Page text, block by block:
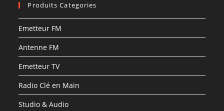
Produits Categories
Emetteur FM
Antenne FM
Emetteur TV
Radio Clé en Main
Studio & Audio